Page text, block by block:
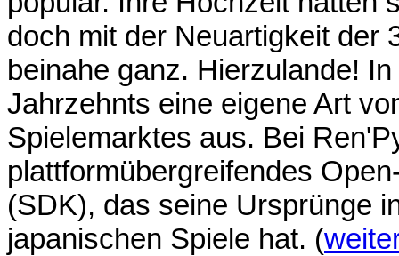
doch mit der Neuartigkeit der
beinahe ganz. Hierzulande!
Jahrzehnts eine eigene Art
Spielemarktes aus. Bei
plattformübergreifendes
(SDK), das seine Ursprünge
japanischen Spiele hat. (